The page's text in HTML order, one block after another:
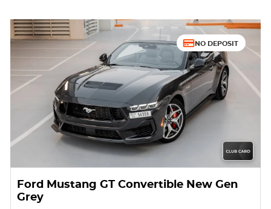
NO DEPOSIT
Ford Mustang GT Convertible New Gen
Grey